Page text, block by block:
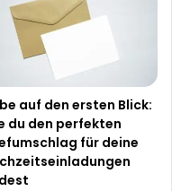
auf den ersten Blick:
du den perfekten
für deine